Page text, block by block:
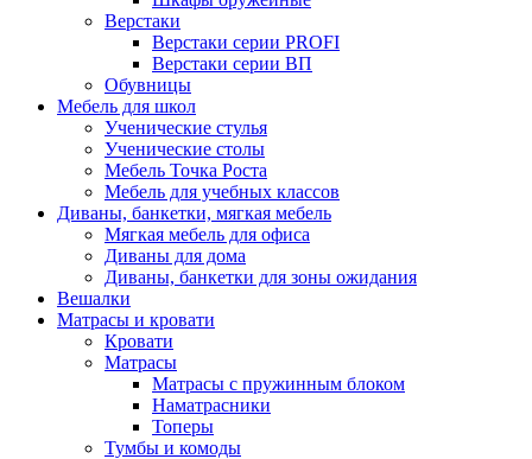
Верстаки
Верстаки серии PROFI
Верстаки серии ВП
Обувницы
Мебель для школ
Ученические стулья
Ученические столы
Мебель Точка Роста
Мебель для учебных классов
Диваны, банкетки, мягкая мебель
Мягкая мебель для офиса
Диваны для дома
Диваны, банкетки для зоны ожидания
Вешалки
Матрасы и кровати
Кровати
Матрасы
Матрасы с пружинным блоком
Наматрасники
Топеры
Тумбы и комоды